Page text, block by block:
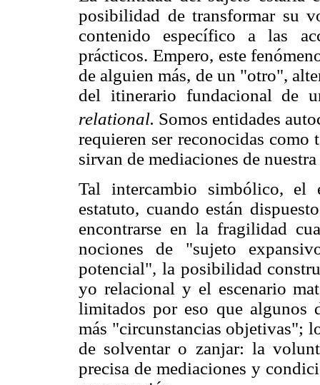
posibilidad de transformar su
contenido específico a las
prácticos. Empero, este
de alguien más, de un "otro",
del itinerario fundacional de
relational. Somos entidades
requieren ser reconocidas como
sirvan de mediaciones de
Tal intercambio simbólico, el
estatuto, cuando están
encontrarse en la fragilidad
nociones de "sujeto
potencial", la posibilidad
yo relacional y el escenario
limitados por eso que algunos
más "circunstancias objetivas";
de solventar o zanjar: la
precisa de mediaciones y